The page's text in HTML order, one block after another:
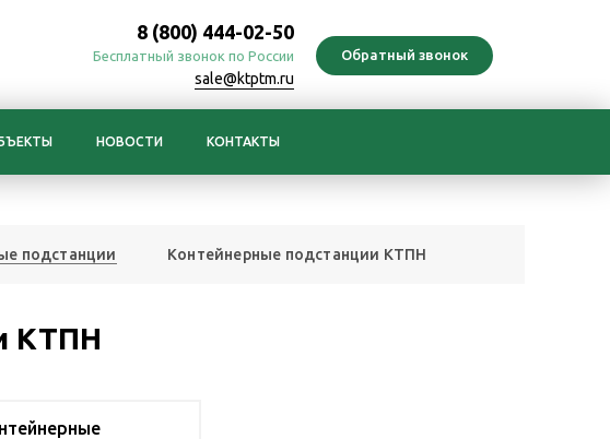
8 (800) 444-02-50
Бесплатный звонок по России
sale@ktptm.ru
НОВОСТИ КОНТАКТЫ
подстанции Контейнерные подстанции КТПН
КТПН